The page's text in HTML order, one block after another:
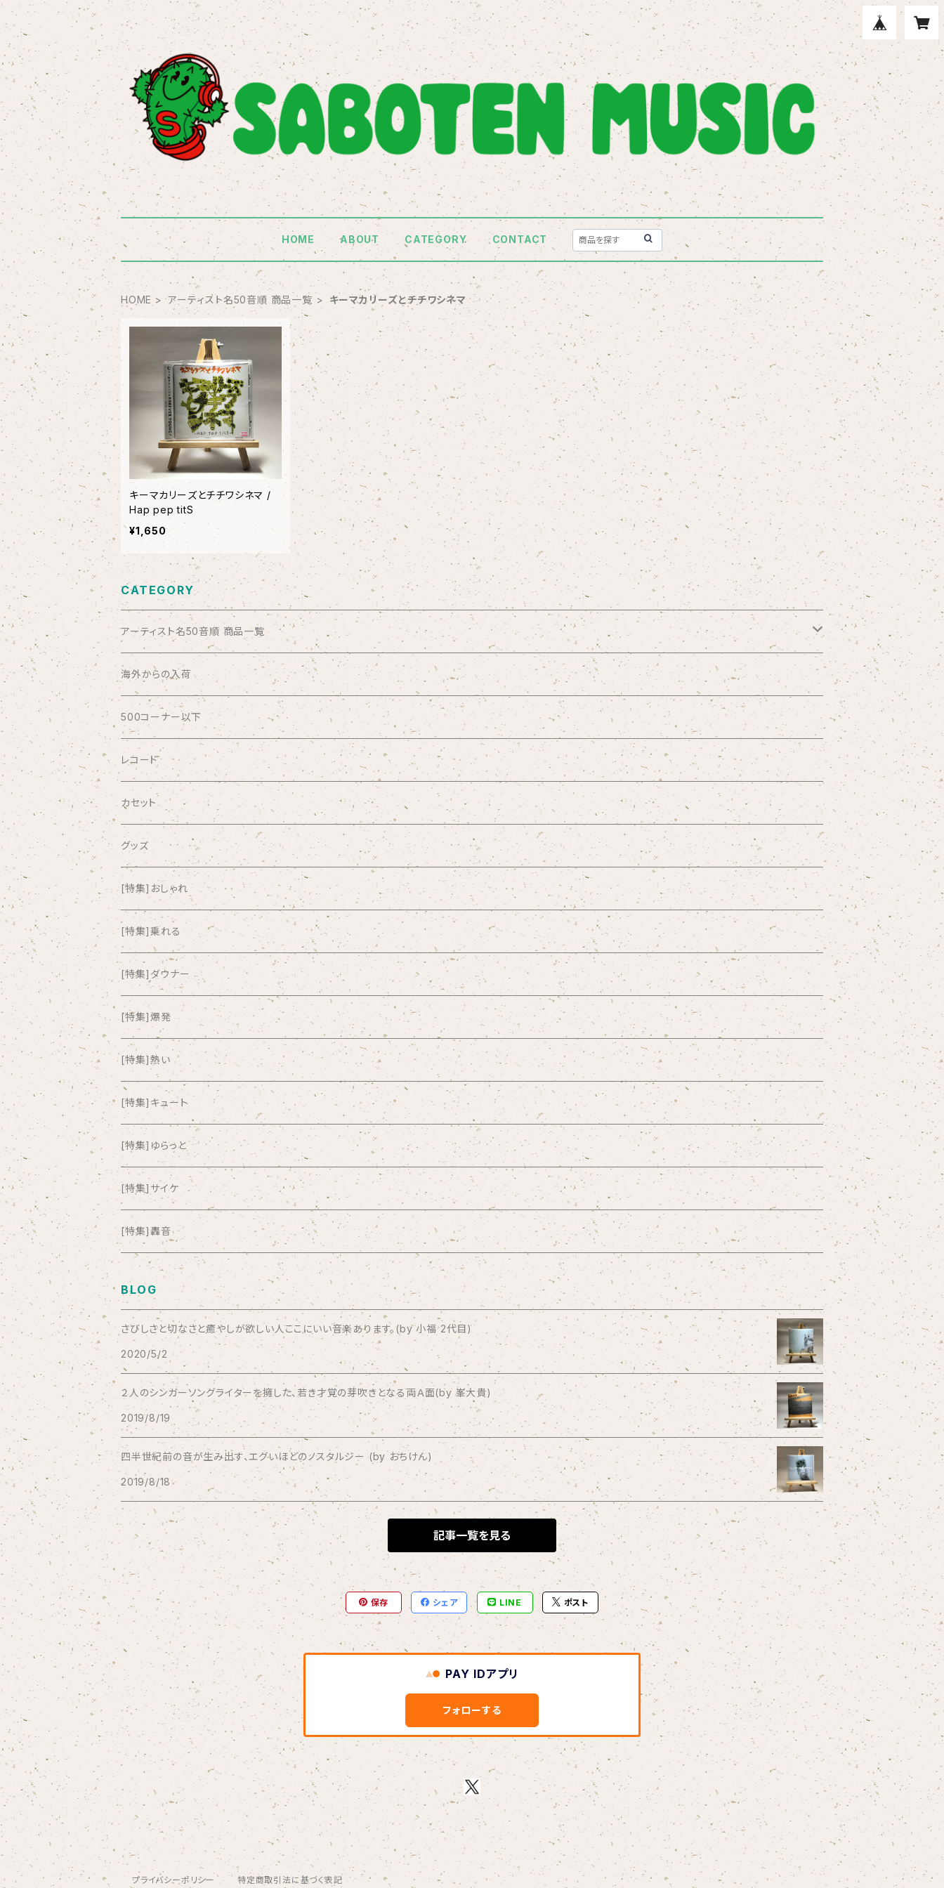
HOME ABOUT CATEGORY CONTACT
HOME アーティスト名50音順 商品一覧 キーマカリーズとチチワシネマ
キーマカリーズとチチワシネマ /
Hap pep titS
¥1,650
CATEGORY
アーティスト名50音順 商品一覧
ABSOLUTE LOSERS
AFRICA
AGU
AIRCRAFT
airlie
AKUTAGAWA FANCLUB
ALKASILKA
all about paradise
ALL ITEM 10 TIMES
Amia Calva
Amsterdamned
ANYO
And Summer Club
anticlockwise
Aysula
Bad Operation
Bagus!
BBBBBBB
The BEG
The Beths
THE BLACK SHANSONS
BLONDnewHALF
Blondy
BOAR HUNTER
bud&harbor
Bulbs Of Passion
B玉
Calme Adiction
CANDY
海外からの入荷
500コーナー以下
レコード
カセット
グッズ
[特集]おしゃれ
[特集]乗れる
[特集]ダウナー
[特集]爆発
[特集]熱い
[特集]キュート
[特集]ゆらっと
[特集]サイケ
[特集]轟音
BLOG
さびしさと切なさと癒やしが欲しい人ここにいい音楽あります。(by 小福 2代目)
2020/5/2
２人のシンガーソングライターを擁した、若き才覚の芽吹きとなる両Ａ面(by 峯大貴)
2019/8/19
四半世紀前の音が生み出す、エグいほどのノスタルジー (by おちけん)
2019/8/18
記事一覧を見る
保存 シェア LINE ポスト
PAY IDアプリ
フォローする
プライバシーポリシー 特定商取引法に基づく表記